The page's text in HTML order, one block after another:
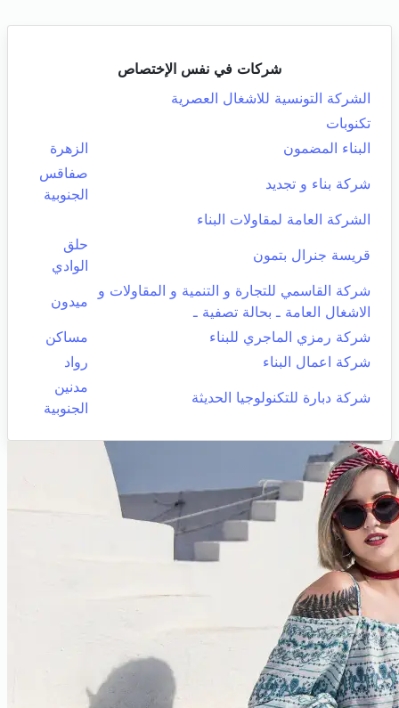
شركات في نفس الإختصاص
الشركة التونسية للاشغال العصرية
تكنوبات
البناء المضمون
الزهرة
شركة بناء و تجديد
صفاقس
الجنوبية
الشركة العامة لمقاولات البناء
قريسة جنرال بتمون
حلق
الوادي
شركة القاسمي للتجارة و التنمية و المقاولات و
الاشغال العامة ـ بحالة تصفية ـ
ميدون
شركة رمزي الماجري للبناء
مساكن
شركة اعمال البناء
رواد
شركة دبارة للتكنولوجيا الحديثة
مدنين
الجنوبية